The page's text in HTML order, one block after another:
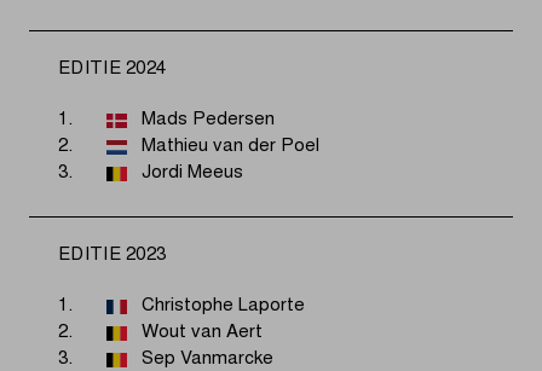
EDITIE 2024
1.
Mads Pedersen
2.
Mathieu van der Poel
3.
Jordi Meeus
EDITIE 2023
1.
Christophe Laporte
2.
Wout van Aert
3.
Sep Vanmarcke